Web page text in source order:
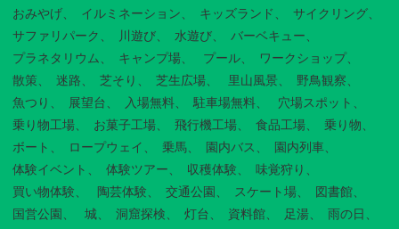
おみやげ
イルミネーション キッズランド
サイクリング
サファリパーク
川遊び 水遊び
バーベキュー
プラネタリウム
キャンプ場 プール
ワークショップ
散策
迷路 芝そり 芝生広場 里山風景
野鳥観察
魚つり
展望台 入場無料 駐車場無料
穴場スポット
乗り物工場
お菓子工場 飛行機工場 食品工場
乗り物
ボート
ロープウェイ 乗馬 園内バス
園内列車
体験イベント
体験ツアー 収穫体験
味覚狩り
買い物体験
陶芸体験 交通公園 スケート場
図書館
国営公園
城 洞窟探検 灯台 資料館 足湯 雨の日